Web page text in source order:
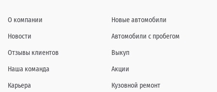
О компании
Новости
Отзывы клиентов
Наша команда
Карьера
Новые автомобили
Автомобили с пробегом
Выкуп
Акции
Кузовной ремонт